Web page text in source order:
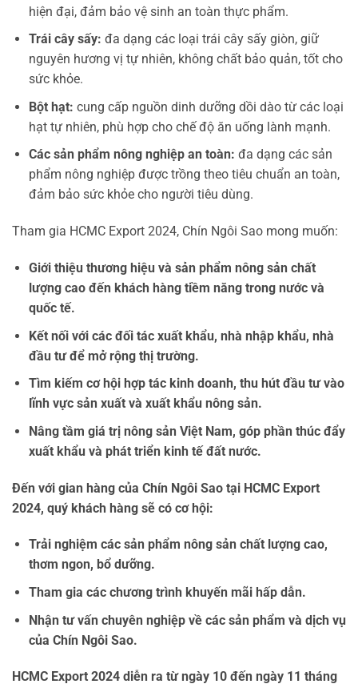
hiện đại, đảm bảo vệ sinh an toàn thực phẩm.
Trái cây sấy: đa dạng các loại trái cây sấy giòn, giữ
nguyên hương vị tự nhiên, không chất bảo quản, tốt cho
sức khỏe.
Bột hạt: cung cấp nguồn dinh dưỡng dồi dào từ các loại
hạt tự nhiên, phù hợp cho chế độ ăn uống lành mạnh.
Các sản phẩm nông nghiệp an toàn: đa dạng các sản
phẩm nông nghiệp được trồng theo tiêu chuẩn an toàn,
đảm bảo sức khỏe cho người tiêu dùng.
Tham gia HCMC Export 2024, Chín Ngôi Sao mong muốn:
Giới thiệu thương hiệu và sản phẩm nông sản chất
lượng cao đến khách hàng tiềm năng trong nước và
quốc tế.
Kết nối với các đối tác xuất khẩu, nhà nhập khẩu, nhà
đầu tư để mở rộng thị trường.
Tìm kiếm cơ hội hợp tác kinh doanh, thu hút đầu tư vào
lĩnh vực sản xuất và xuất khẩu nông sản.
Nâng tầm giá trị nông sản Việt Nam, góp phần thúc đẩy
xuất khẩu và phát triển kinh tế đất nước.
Đến với gian hàng của Chín Ngôi Sao tại HCMC Export
2024, quý khách hàng sẽ có cơ hội:
Trải nghiệm các sản phẩm nông sản chất lượng cao,
thơm ngon, bổ dưỡng.
Tham gia các chương trình khuyến mãi hấp dẫn.
Nhận tư vấn chuyên nghiệp về các sản phẩm và dịch vụ
của Chín Ngôi Sao.
HCMC Export 2024 diễn ra từ ngày 10 đến ngày 11 tháng